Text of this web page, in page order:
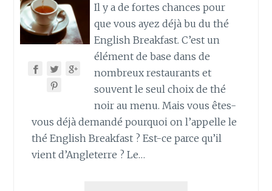
Il y a de fortes chances pour
que vous ayez déjà bu du thé
English Breakfast. C’est un
élément de base dans de
nombreux restaurants et
souvent le seul choix de thé
noir au menu. Mais vous êtes-
vous déjà demandé pourquoi on l’appelle le
thé English Breakfast ? Est-ce parce qu’il
vient d’Angleterre ? Le…